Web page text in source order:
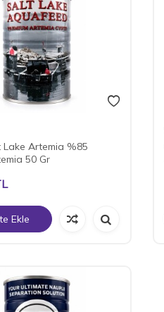
Lake Artemia %85
50 Gr
Ekle